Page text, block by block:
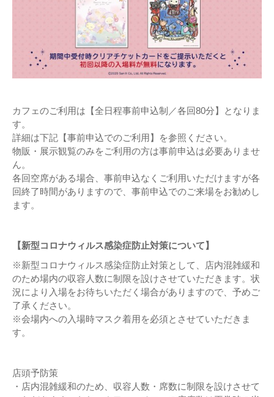
カフェのご利用は【全日程事前申込制／各回80分】となりま
す。
詳細は下記【事前申込でのご利用】を参照ください。
物販・展示観覧のみをご利用の方は事前申込は必要ありませ
ん。
各回空席がある場合、事前申込なくご利用いただけますが各
回終了時間がありますので、事前申込でのご来場をお勧めし
ます。
【新型コロナウィルス感染症防止対策について】
※新型コロナウィルス感染症防止対策として、店内混雑緩和
のため場内の収容人数に制限を設けさせていただきます。状
況により入場をお待ちいただく場合がありますので、予めご
了承ください。
※会場内への入場時マスク着用を必須とさせていただきま
す。
店頭予防策
・店内混雑緩和のため、収容人数・席数に制限を設けさせて